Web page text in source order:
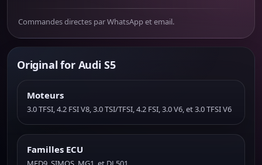
Commandes directes par WhatsApp et email.
Original for Audi S5
Moteurs
3.0 TFSI, 4.2 FSI V8, 3.0 TSI/TFSI, 4.2 FSI, 3.0 V6, et 3.0 TFSI V6
Familles ECU